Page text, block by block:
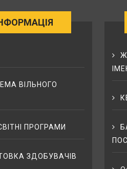
ВІЛЬНОГО
ПРОГРАМИ
ЗДОБУВАЧІВ